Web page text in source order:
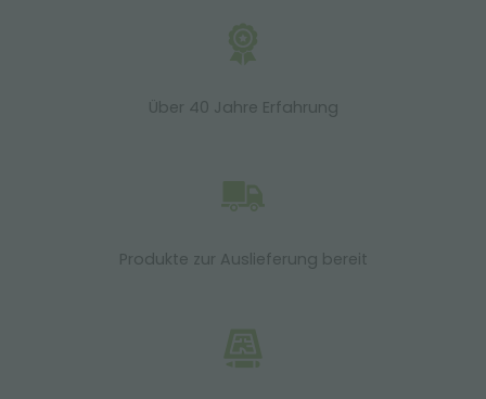
Über 40 Jahre Erfahrung
Produkte zur Auslieferung bereit